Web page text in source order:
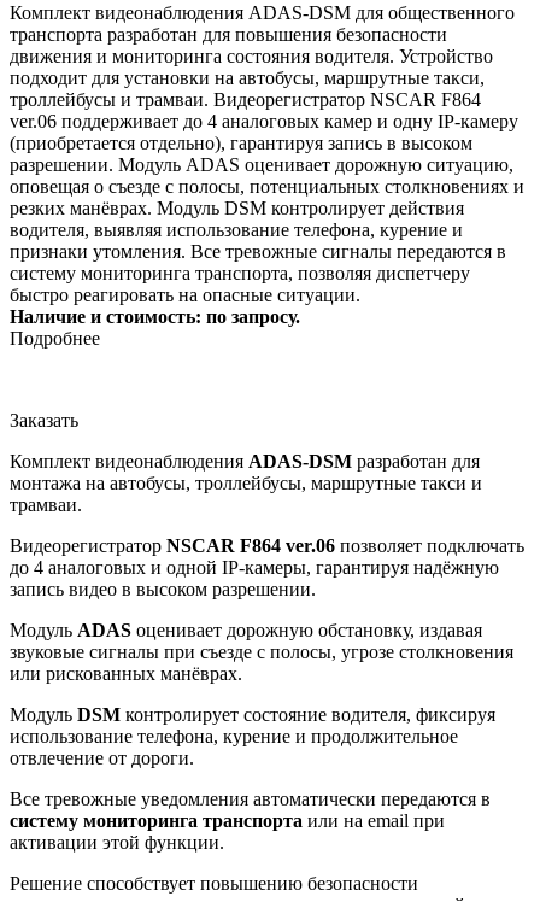
Комплект видеонаблюдения ADAS-DSM для общественного
транспорта разработан для повышения безопасности
движения и мониторинга состояния водителя. Устройство
подходит для установки на автобусы, маршрутные такси,
троллейбусы и трамваи. Видеорегистратор NSCAR F864
ver.06 поддерживает до 4 аналоговых камер и одну IP-камеру
(приобретается отдельно), гарантируя запись в высоком
разрешении. Модуль ADAS оценивает дорожную ситуацию,
оповещая о съезде с полосы, потенциальных столкновениях и
резких манёврах. Модуль DSM контролирует действия
водителя, выявляя использование телефона, курение и
признаки утомления. Все тревожные сигналы передаются в
систему мониторинга транспорта, позволяя диспетчеру
быстро реагировать на опасные ситуации.
Наличие и стоимость: по запросу.
Подробнее
Заказать
Комплект видеонаблюдения ADAS-DSM разработан для
монтажа на автобусы, троллейбусы, маршрутные такси и
трамваи.
Видеорегистратор NSCAR F864 ver.06 позволяет подключать
до 4 аналоговых и одной IP-камеры, гарантируя надёжную
запись видео в высоком разрешении.
Модуль ADAS оценивает дорожную обстановку, издавая
звуковые сигналы при съезде с полосы, угрозе столкновения
или рискованных манёврах.
Модуль DSM контролирует состояние водителя, фиксируя
использование телефона, курение и продолжительное
отвлечение от дороги.
Все тревожные уведомления автоматически передаются в
систему мониторинга транспорта или на email при
активации этой функции.
Решение способствует повышению безопасности